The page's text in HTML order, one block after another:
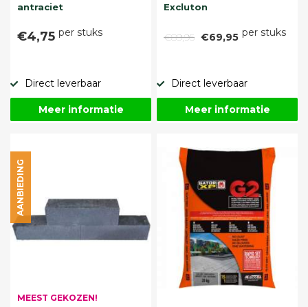
antraciet
€4,75 per stuks
Direct leverbaar
Meer informatie
Excluton
€89,95 €69,95 per stuks
Direct leverbaar
Meer informatie
MEEST GEKOZEN!
AANBIEDING